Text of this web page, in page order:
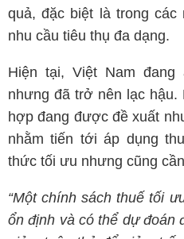
quả, đặc biệt là trong
nhu cầu tiêu thụ đa dạng.
Hiện tại, Việt Nam
nhưng đã trở nên lạc hậu.
hợp đang được đề xuất
nhằm tiến tới áp dụng
thức tối ưu nhưng cũng
“Một chính sách thuế tối
ổn định và có thể dự đoán